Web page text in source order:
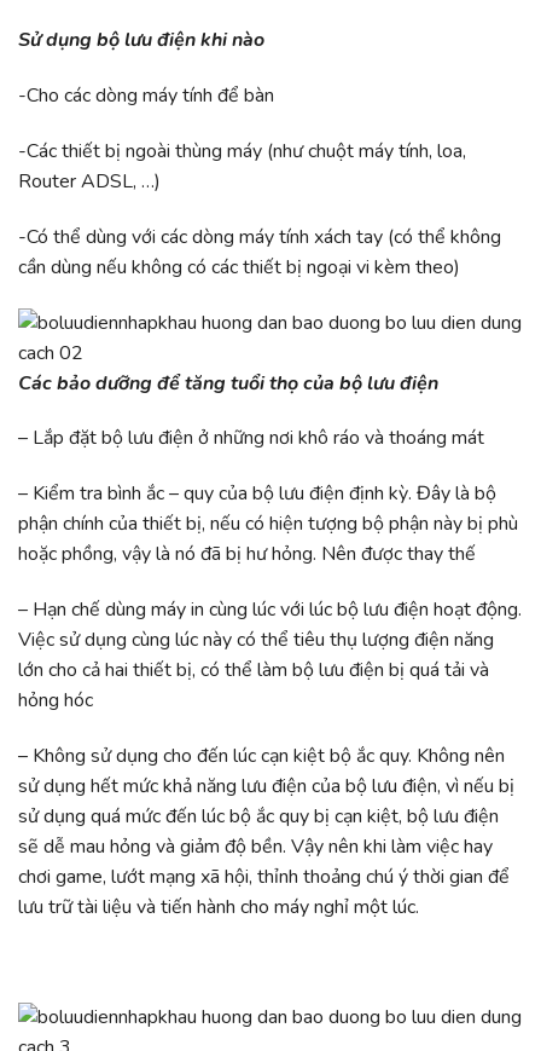
Sử dụng bộ lưu điện khi nào
-Cho các dòng máy tính để bàn
-Các thiết bị ngoài thùng máy (như chuột máy tính, loa,
Router ADSL, …)
-Có thể dùng với các dòng máy tính xách tay (có thể không
cần dùng nếu không có các thiết bị ngoại vi kèm theo)
Các bảo dưỡng để tăng tuổi thọ của bộ lưu điện
– Lắp đặt bộ lưu điện ở những nơi khô ráo và thoáng mát
– Kiểm tra bình ắc – quy của bộ lưu điện định kỳ. Đây là bộ
phận chính của thiết bị, nếu có hiện tượng bộ phận này bị phù
hoặc phồng, vậy là nó đã bị hư hỏng. Nên được thay thế
– Hạn chế dùng máy in cùng lúc với lúc bộ lưu điện hoạt động.
Việc sử dụng cùng lúc này có thể tiêu thụ lượng điện năng
lớn cho cả hai thiết bị, có thể làm bộ lưu điện bị quá tải và
hỏng hóc
– Không sử dụng cho đến lúc cạn kiệt bộ ắc quy. Không nên
sử dụng hết mức khả năng lưu điện của bộ lưu điện, vì nếu bị
sử dụng quá mức đến lúc bộ ắc quy bị cạn kiệt, bộ lưu điện
sẽ dễ mau hỏng và giảm độ bền. Vậy nên khi làm việc hay
chơi game, lướt mạng xã hội, thỉnh thoảng chú ý thời gian để
lưu trữ tài liệu và tiến hành cho máy nghỉ một lúc.